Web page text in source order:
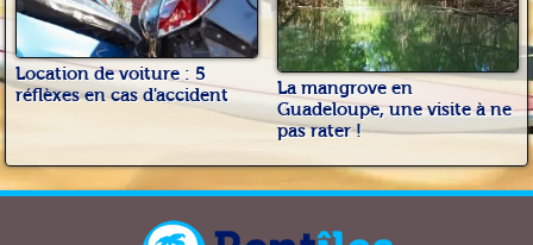
Location de voiture : 5
réflèxes en cas d'accident
La mangrove en
Guadeloupe, une visite à ne
pas rater !